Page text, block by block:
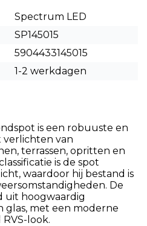
Spectrum LED
SP145015
5904433145015
1-2 werkdagen
is een robuuste en
verlichten van
terrassen, opritten en
is de spot
waardoor hij bestand is
De
uit hoogwaardig
glas, met een moderne
look.